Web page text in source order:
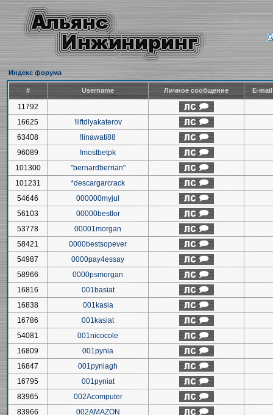
Индекс форума
# Username Личное сообщение E-
11792
16625
!liftdlyakaterov
63408
!linawati88
96089
!mostbetpk
101300
"bernardberrian"
101231
*descargarcrack
54646
000000myjul
56103
00000bestlor
53778
00001morgan
58421
0000bestsopever
54987
0000pay4essay
58966
0000psmorgan
16816
001basiat
16838
001kasia
16786
001kasiat
54081
001nicocole
16809
001pynia
16847
001pyniagh
16795
001pyniat
83965
002Acomputer
83966
002AMAZON